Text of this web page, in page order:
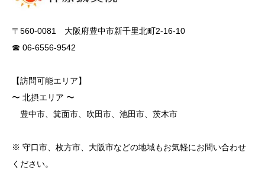
〒560-0081 大阪府豊中市新千里北町2-16-10
☎ 06-6556-9542
【訪問可能エリア】
〜 北摂エリア 〜
豊中市、箕面市、吹田市、池田市、茨木市
※ 守口市、枚方市、大阪市などの地域もお気軽にお問い合わせ
ください。